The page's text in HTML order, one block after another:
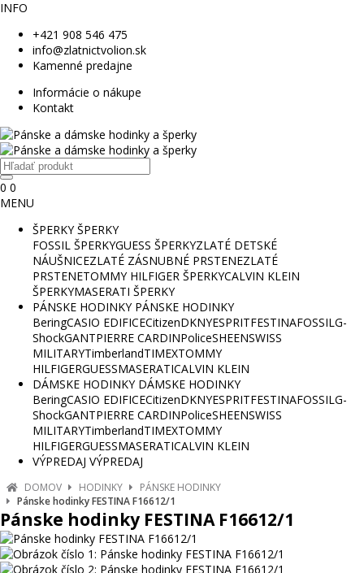
INFO
+421 908 546 475
info@zlatnictvolion.sk
Kamenné predajne
Informácie o nákupe
Kontakt
0 0
MENU
ŠPERKY ŠPERKY
FOSSIL ŠPERKYGUESS ŠPERKYZLATÉ DETSKÉ
NÁUŠNICEZLATÉ ZÁSNUBNÉ PRSTENEZLATÉ
PRSTENETOMMY HILFIGER ŠPERKYCALVIN KLEIN
ŠPERKYMASERATI ŠPERKY
PÁNSKE HODINKY PÁNSKE HODINKY
BeringCASIO EDIFICECitizenDKNYESPRITFESTINAFOSSILG-
ShockGANTPIERRE CARDINPoliceSHEENSWISS
MILITARYTimberlandTIMEXTOMMY
HILFIGERGUESSMASERATICALVIN KLEIN
DÁMSKE HODINKY DÁMSKE HODINKY
BeringCASIO EDIFICECitizenDKNYESPRITFESTINAFOSSILG-
ShockGANTPIERRE CARDINPoliceSHEENSWISS
MILITARYTimberlandTIMEXTOMMY
HILFIGERGUESSMASERATICALVIN KLEIN
VÝPREDAJ VÝPREDAJ
DOMOV HODINKY
PÁNSKE HODINKY
Pánske hodinky FESTINA F16612/1
Pánske hodinky FESTINA F16612/1